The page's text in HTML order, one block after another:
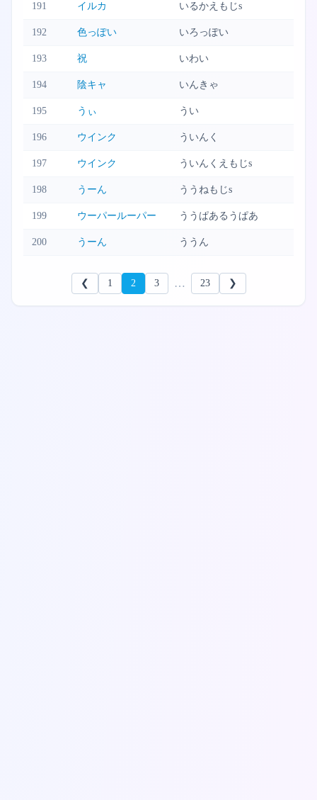
191 イルカ いるかえもじs
192 色っぽい いろっぽい
193 祝 いわい
194 陰キャ いんきゃ
195 うぃ うい
196 ウインク ういんく
197 ウインク ういんくえもじs
198 うーん ううねもじs
199 ウーパールーパー ううぱあるうぱあ
200 うーん ううん
❮ 1 2 3 … 23 ❯